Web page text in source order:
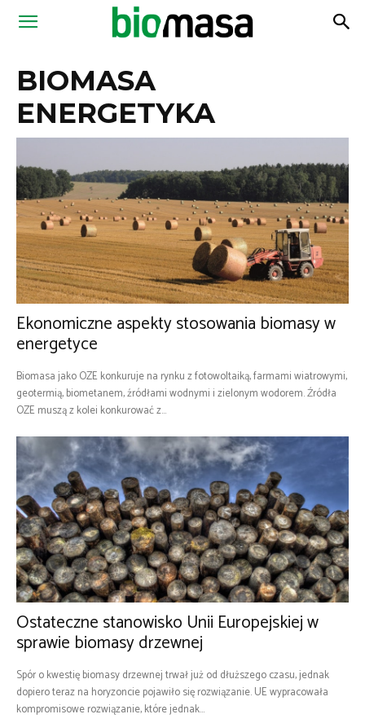
Magazyn
BIOMASA
ENERGETYKA
Ekonomiczne aspekty stosowania biomasy w
energetyce
Biomasa jako OZE konkuruje na rynku z fotowoltaiką, farmami wiatrowymi,
geotermią, biometanem, źródłami wodnymi i zielonym wodorem. Źródła
OZE muszą z kolei konkurować z...
Ostateczne stanowisko Unii Europejskiej w
sprawie biomasy drzewnej
Spór o kwestię biomasy drzewnej trwał już od dłuższego czasu, jednak
dopiero teraz na horyzoncie pojawiło się rozwiązanie. UE wypracowała
kompromisowe rozwiązanie, które jednak...